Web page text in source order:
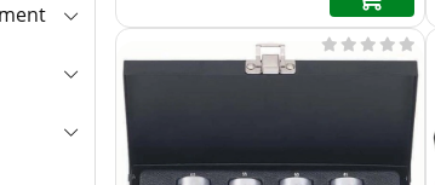
    